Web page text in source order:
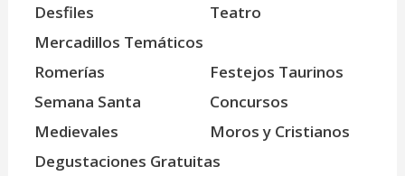
Desfiles
Teatro
Mercadillos Temáticos
Romerías
Festejos Taurinos
Semana Santa
Concursos
Medievales
Moros y Cristianos
Degustaciones Gratuitas